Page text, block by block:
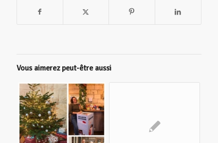
Vous aimerez peut-être aussi